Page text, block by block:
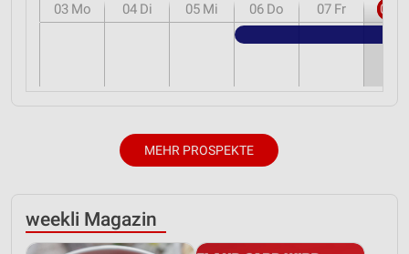
03 Mo 04 Di 05 Mi 06 Do 07 Fr 08
MEHR PROSPEKTE
weekli Magazin